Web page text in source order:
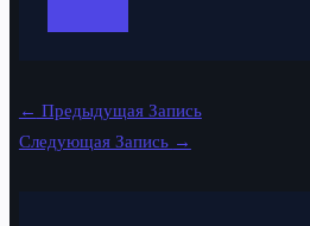
← Предыдущая Запись
Следующая Запись →